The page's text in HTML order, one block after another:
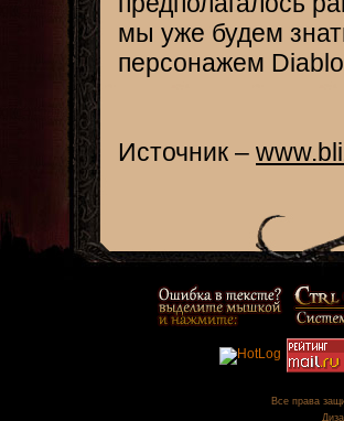
мы уже будем
персонажем
Источник –
Все права